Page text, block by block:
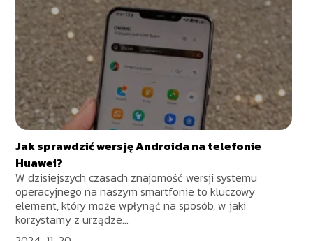
Jak sprawdzić wersję Androida na telefonie
Huawei?
W dzisiejszych czasach znajomość wersji systemu
operacyjnego na naszym smartfonie to kluczowy
element, który może wpłynąć na sposób, w jaki
korzystamy z urządze...